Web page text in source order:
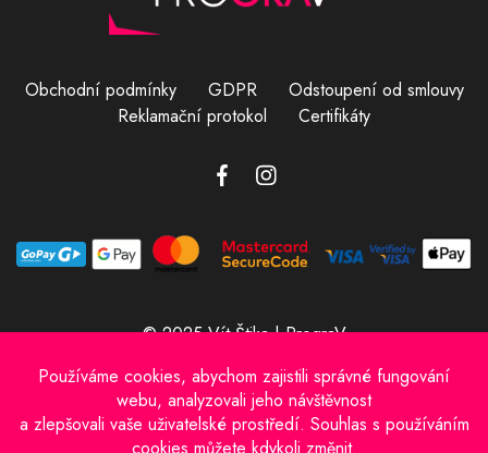
Obchodní podmínky GDPR
Odstoupení od smlouvy
Reklamační protokol
Certifikáty
© 2025 Vít Štika | PrograV
Provozovatel e-shopu: Vít Štika
IČO: 01597833